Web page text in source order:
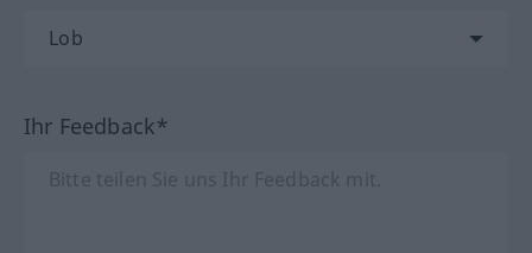
Ihr Feedback*